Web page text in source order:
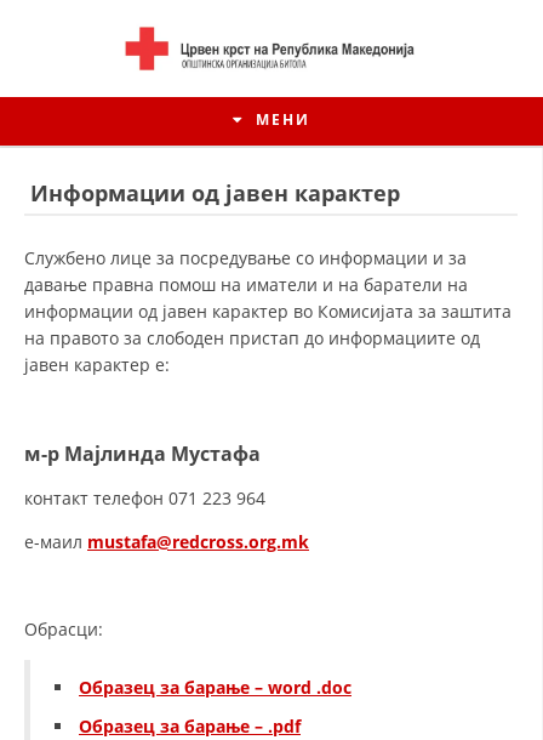
МЕНИ
ИСТОРИЈАТ НА ЦКРМ
ИСТОРИЈАТ НА ДВИЖЕЊЕТО
СТРУКТУРА НА ОРГАНИЗАЦИЈАТА
Информации од јавен карактер
Службено лице за посредување со информации и за
давање правна помош на иматели и на баратели на
информации од јавен карактер во Комисијата за заштита
на правото за слободен пристап до информациите од
јавен карактер е:
м-р Мајлинда Мустафа
контакт телефон 071 223 964
е-маил mustafa@redcross.org.mk
Обрасци:
Образец за барање – word .doc
Образец за барање – .pdf